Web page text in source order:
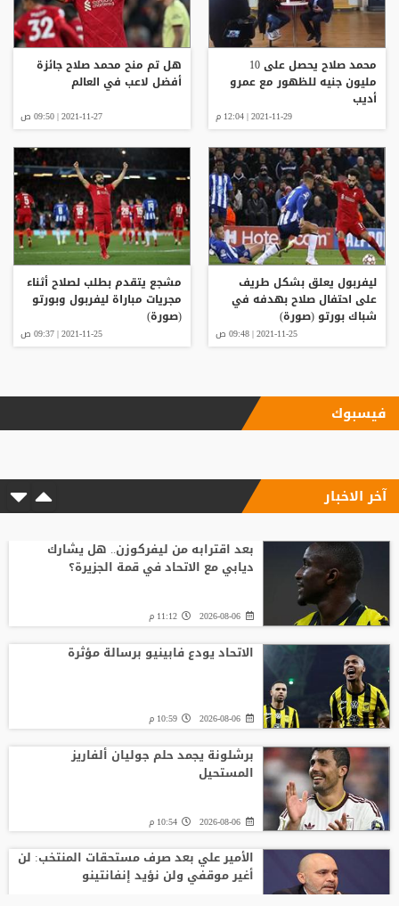
محمد صلاح يحصل على 10
مليون جنيه للظهور مع عمرو
أديب
2021-11-29 | 12:04 م
هل تم منح محمد صلاح جائزة
أفضل لاعب في العالم
2021-11-27 | 09:50 ص
ليفربول يعلق بشكل طريف
على احتفال صلاح بهدفه في
شباك بورتو (صورة)
2021-11-25 | 09:48 ص
مشجع يتقدم بطلب لصلاح أثناء
مجريات مباراة ليفربول وبورتو
(صورة)
2021-11-25 | 09:37 ص
فيسبوك
آخر الاخبار
بعد اقترابه من ليفركوزن.. هل يشارك
ديابي مع الاتحاد في قمة الجزيرة؟
2026-08-06 11:12 م
الاتحاد يودع فابينيو برسالة مؤثرة
2026-08-06 10:59 م
برشلونة يجمد حلم جوليان ألفاريز
المستحيل
2026-08-06 10:54 م
الأمير علي بعد صرف مستحقات المنتخب: لن
أغير موقفي ولن نؤيد إنفانتينو